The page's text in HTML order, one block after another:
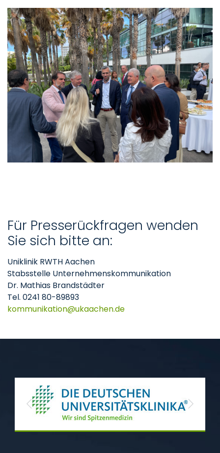
Für Presserückfragen wenden
Sie sich bitte an:
Uniklinik RWTH Aachen
Stabsstelle Unternehmenskommunikation
Dr. Mathias Brandstädter
Tel. 0241 80-89893
kommunikation
ukaachende
Previous Next